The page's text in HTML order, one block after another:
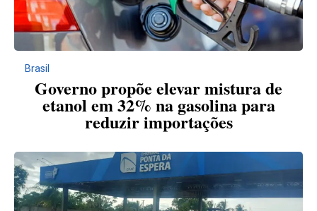
Brasil
Governo propõe elevar mistura de
etanol em 32% na gasolina para
reduzir importações